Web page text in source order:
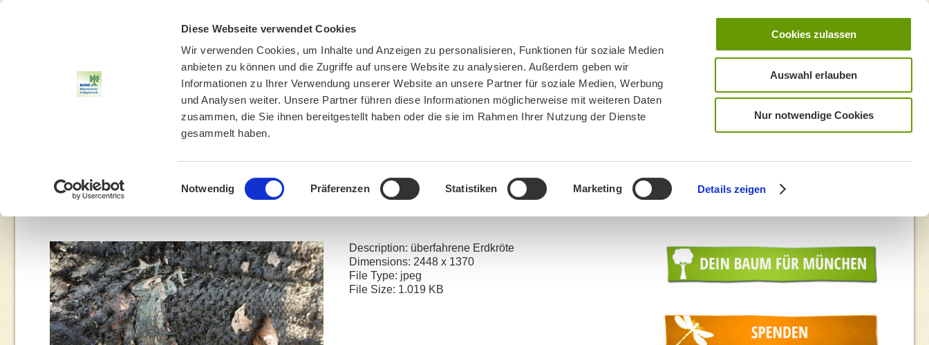
Diese Webseite verwendet Cookies
Wir verwenden Cookies, um Inhalte und Anzeigen zu personalisieren, Funktionen für soziale Medien
anbieten zu können und die Zugriffe auf unsere Website zu analysieren. Außerdem geben wir
Informationen zu Ihrer Verwendung unserer Website an unsere Partner für soziale Medien, Werbung
und Analysen weiter. Unsere Partner führen diese Informationen möglicherweise mit weiteren Daten
zusammen, die Sie ihnen bereitgestellt haben oder die sie im Rahmen Ihrer Nutzung der Dienste
gesammelt haben.
Einwilligungsauswahl
Notwendig Präferenzen Statistiken Marketing Details zeigen
Cookies zulassen
Auswahl erlauben
Nur notwendige Cookies
UMWELTBILDUNG UMWELTBERATUNG BN MÜNCHEN MITMACHEN SPENDEN
You are here: Home » Natur darf in Coronazeiten nicht leiden » Erdkröte_überfahren_März2017(c) Margarete Siering (4)-1
Description: überfahrene Erdkröte
Dimensions: 2448 x 1370
File Type: jpeg
File Size: 1.019 KB